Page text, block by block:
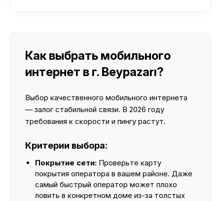
Как выбрать мобильного
интернет в г. Beypazarı?
Выбор качественного мобильного интернета
— залог стабильной связи. В 2026 году
требования к скорости и пингу растут.
Критерии выбора:
Покрытие сети: Проверьте карту
покрытия оператора в вашем районе. Даже
самый быстрый оператор может плохо
ловить в конкретном доме из-за толстых